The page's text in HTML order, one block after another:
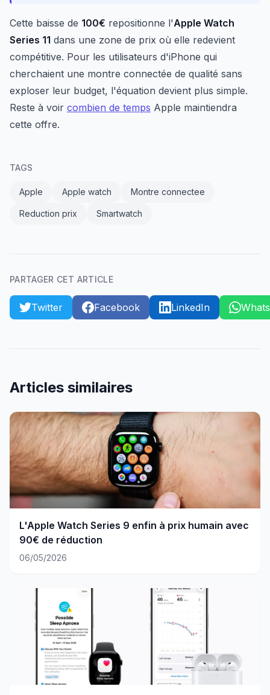
Cette baisse de 100€ repositionne l'Apple Watch
Series 11 dans une zone de prix où elle redevient
compétitive. Pour les utilisateurs d'iPhone qui
cherchaient une montre connectée de qualité sans
exploser leur budget, l'équation devient plus simple.
Reste à voir combien de temps Apple maintiendra
cette offre.
TAGS
Apple Apple watch Montre connectee
Reduction prix Smartwatch
PARTAGER CET ARTICLE
Twitter Facebook LinkedIn
Articles similaires
L'Apple Watch Series 9 enfin à prix humain avec
90€ de réduction
06/05/2026